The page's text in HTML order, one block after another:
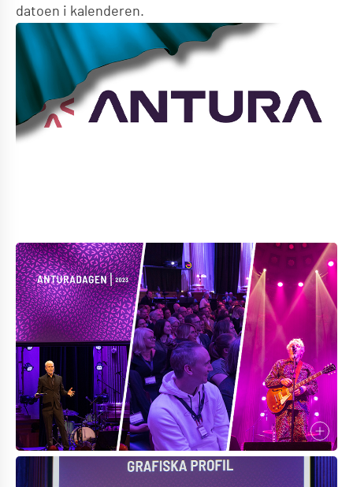
datoen i kalenderen.